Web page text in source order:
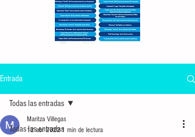
Entrada
Todas las entradas
Todas las entradas
Maritza Villegas
12 abr 20221 min de lectura